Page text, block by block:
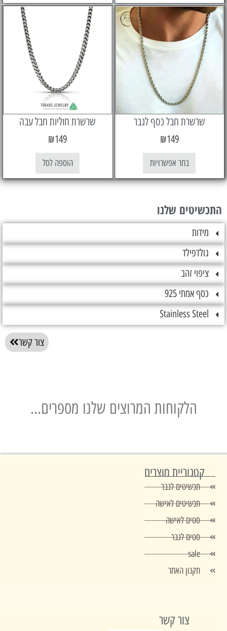
חבל כסף לגבר
בחר אפשרויות
שרשרת חוליות חבל עבה
הוספה לסל
שלנו
זהב
925
Stainless
צור קשר
הלקוחות המרוצים שלנו מספרים...
מוצרים
תכשיטים לגבר
תכשיטים לאישה
סטים לאישה
סטים לגבר
sale
תקנון האתר
צור קשר